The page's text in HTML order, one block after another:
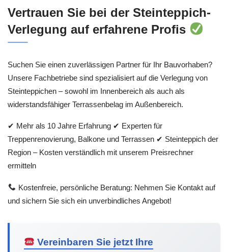
Vertrauen Sie bei der Steinteppich-
Verlegung auf erfahrene Profis
Suchen Sie einen zuverlässigen Partner für Ihr Bauvorhaben?
Unsere Fachbetriebe sind spezialisiert auf die Verlegung von
Steinteppichen – sowohl im Innenbereich als auch als
widerstandsfähiger Terrassenbelag im Außenbereich.
✔ Mehr als 10 Jahre Erfahrung ✔ Experten für
Treppenrenovierung, Balkone und Terrassen ✔ Steinteppich der
Region – Kosten verständlich mit unserem Preisrechner
ermitteln
Kostenfreie, persönliche Beratung: Nehmen Sie Kontakt auf
und sichern Sie sich ein unverbindliches Angebot!
Vereinbaren Sie jetzt Ihre